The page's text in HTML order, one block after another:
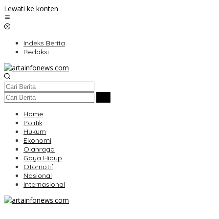
Lewati ke konten
Indeks Berita
Redaksi
Home
Politik
Hukum
Ekonomi
Olahraga
Gaya Hidup
Otomotif
Nasional
Internasional